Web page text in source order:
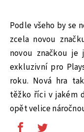
Podle všeho by se
zcela novou
novou značkou je
exkluzivní pro
roku. Nová hra
těžko říci v jakém
opět velice